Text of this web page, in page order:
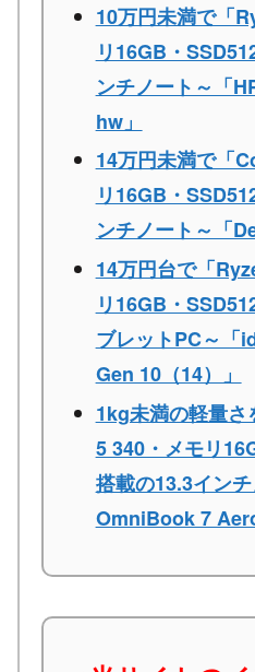
10万円未満で「
リ16GB・
ンチノート～「
hw」
14万円未満で「
リ16GB・
ンチノート～「
14万円台で「
リ16GB・
ブレットPC～「
Gen 10（14）」
1kg未満の軽量
5 340・メモリ
搭載の13.3イン
OmniBook 7